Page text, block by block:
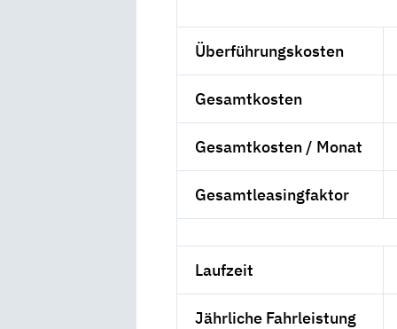
Überführungskosten
Gesamtkosten
Gesamtkosten / Monat
Gesamtleasingfaktor
Laufzeit
Jährliche Fahrleistung